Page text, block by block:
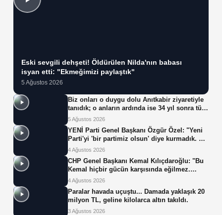
Eski sevgili dehşeti! Öldürülen Nilda'nın babası
isyan etti: "Ekmeğimizi paylaştık"
5 Ağustos 2026
Biz onları o duygu dolu Anıtkabir ziyaretiyle
tanıdık; o anların ardında ise 34 yıl sonra tüp
bebek tedavisiyle gelen çifte mucize yatıyor.
5 Ağustos 2026
YENİ Parti Genel Başkanı Özgür Özel: "Yeni
Parti'yi 'bir partimiz olsun' diye kurmadık. Biz
yeni partiyi iktidar olsun, milleti iktidara
4 Ağustos 2026
CHP Genel Başkanı Kemal Kılıçdaroğlu: "Bu
Kemal hiçbir gücün karşısında eğilmez.
Sadece haklının önünde eğiliriz."
4 Ağustos 2026
Paralar havada uçuştu... Damada yaklaşık 20
milyon TL, geline kilolarca altın takıldı.
3 Ağustos 2026